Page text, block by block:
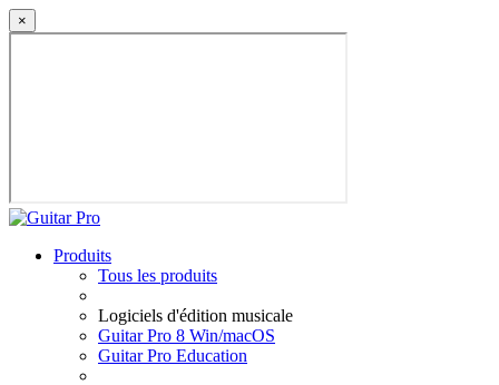
×
Produits
Tous les produits
Logiciels d'édition musicale
Guitar Pro 8 Win/macOS
Guitar Pro Education